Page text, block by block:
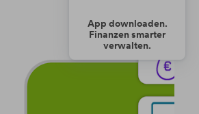
App downloaden.
Finanzen smarter
verwalten.